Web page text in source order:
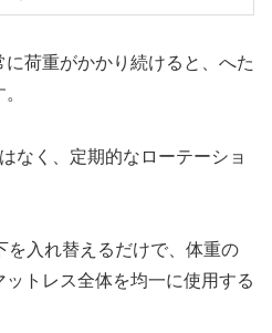
荷重がかかり続けると、へた
なく、定期的なローテーショ
を入れ替えるだけで、体重の
トレス全体を均一に使用する